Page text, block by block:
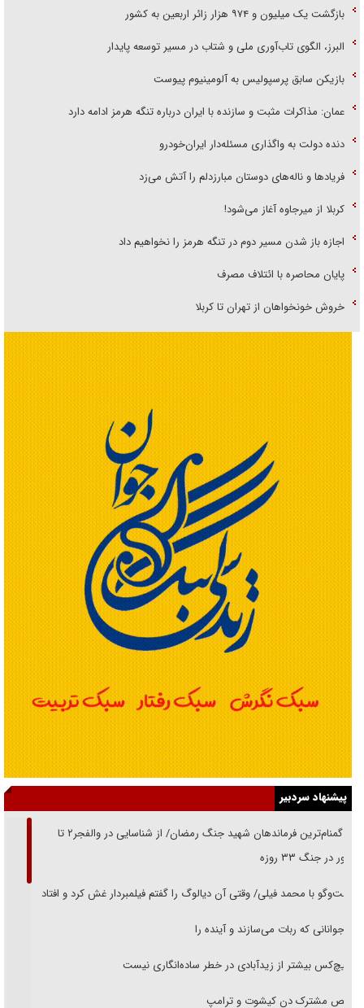
بازگشت یک میلیون و ۹۷۴ هزار زائر اربعین به کشور
البرز، الگوی تاب‌آوری ملی و شتاب در مسیر توسعه پایدار
بازیکن سابق پرسپولیس به آلومینیوم پیوست
عمان: مذاکرات مثبت و سازنده با ایران درباره تنگه هرمز ادامه دارد
دنده دولت به واگذاری مسئله‌دار ایران‌خودرو
فریاد‌ها و ناله‌های دوستان مبارزدلم را آتش می‌زد
کربلا از میرجاوه آغاز می‌شود!
اجازه باز شدن مسیر دوم در تنگه هرمز را نخواهیم داد
پایان محاصره با ائتلاف مصرف
خروش خونخواهان از تهران تا کربلا
پیشنهاد سردبیر
از گمنام‌ترین فرماندهان شهید جنگ رمضان/ از شناسایی در والفجر۲ تا
حضور در جنگ ۳۳ روزه
گفت‌وگو با محمد فیلی/ وقتی آن دیالوگ را گفتم فیلمبردار غش کرد و افتاد
نوجوانانی که ربات می‌سازند و آینده را
هیچ‌کس بیشتر از زیدآبادی در خطر ساده‌انگاری نیست
رقص مشترک دن کیشوت و ترامپ